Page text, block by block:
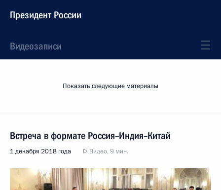
Президент России
Видеозаписи
Показать следующие материалы
Встреча в формате Россия–Индия–Китай
1 декабря 2018 года Видео, 9 мин.